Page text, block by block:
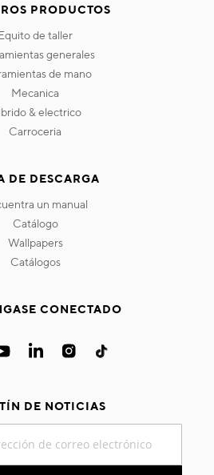
PRODUCTOS
equito de taller
generales
de mano
mecanica
hibrido & electrico
carroceria
DE DESCARGA
un manual
catálogo
wallpapers
catálogos
CONECTADO
DE NOTICIAS